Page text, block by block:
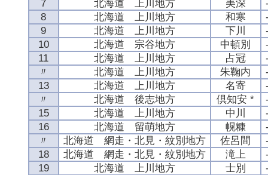
7
北海道 上川地方 美深
8
北海道 上川地方 和寒
9
北海道 上川地方 下川
10
北海道 宗谷地方 中頓別
11
北海道 上川地方 占冠
〃
北海道 上川地方 朱鞠内
13
北海道 上川地方 名寄
〃
北海道 後志地方 倶知安 *
15
北海道 上川地方 中川
16
北海道 留萌地方 幌糠
〃
北海道 網走・北見・紋別地方 佐呂間
18
北海道 網走・北見・紋別地方 滝上
19
北海道 上川地方 士別